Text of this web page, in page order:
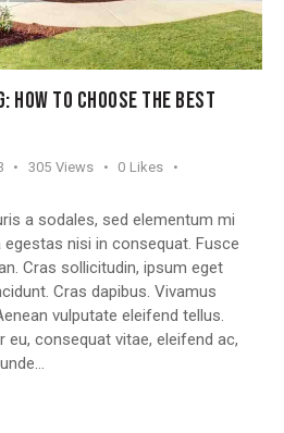
HOW TO CHOOSE THE BEST
305 Views 0 Likes
a sodales, sed elementum mi
nisi in consequat. Fusce
Cras sollicitudin, ipsum eget
Cras dapibus. Vivamus
vulputate eleifend tellus.
eu, consequat vitae, eleifend ac,